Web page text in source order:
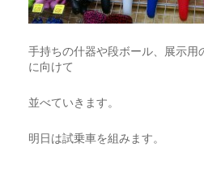
手持ちの什器や段ボール、展示用
に向けて
並べていきます。
明日は試乗車を組みます。